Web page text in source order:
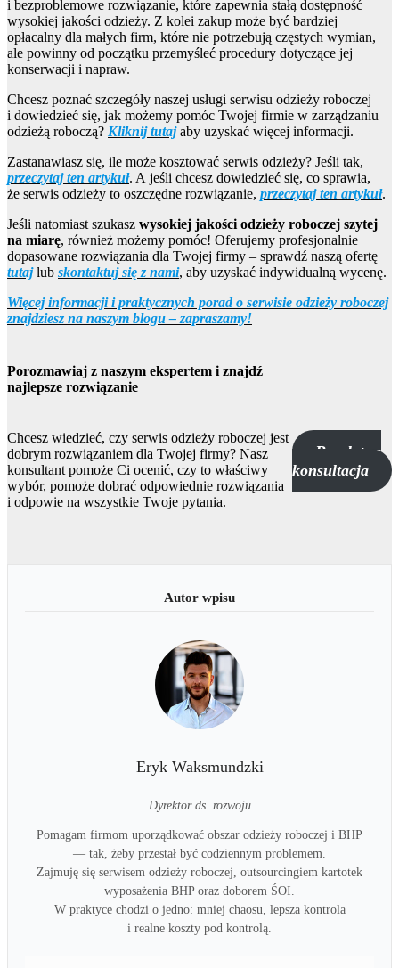
i bezproblemowe rozwiązanie, które zapewnia stałą dostępność
wysokiej jakości odzieży. Z kolei zakup może być bardziej
opłacalny dla małych firm, które nie potrzebują częstych wymian,
ale powinny od początku przemyśleć procedury dotyczące jej
konserwacji i napraw.
Chcesz poznać szczegóły naszej usługi serwisu odzieży roboczej
i dowiedzieć się, jak możemy pomóc Twojej firmie w zarządzaniu
odzieżą roboczą? Kliknij tutaj aby uzyskać więcej informacji.
Zastanawiasz się, ile może kosztować serwis odzieży? Jeśli tak,
przeczytaj ten artykuł. A jeśli chcesz dowiedzieć się, co sprawia,
że serwis odzieży to oszczędne rozwiązanie, przeczytaj ten artykuł.
Jeśli natomiast szukasz wysokiej jakości odzieży roboczej szytej
na miarę, również możemy pomóc! Oferujemy profesjonalnie
dopasowane rozwiązania dla Twojej firmy – sprawdź naszą ofertę
tutajlub skontaktuj się z nami, aby uzyskać indywidualną wycenę.
Więcej informacji i praktycznych porad o serwisie odzieży roboczej
znajdziesz na naszym blogu – zapraszamy!
Porozmawiaj z naszym ekspertem i znajdź
najlepsze rozwiązanie
Chcesz wiedzieć, czy serwis odzieży roboczej jest
dobrym rozwiązaniem dla Twojej firmy? Nasz
konsultant pomoże Ci ocenić, czy to właściwy
wybór, pomoże dobrać odpowiednie rozwiązania
i odpowie na wszystkie Twoje pytania.
Bezpłatna
konsultacja
Eryk Waksmundzki
Dyrektor ds. rozwoju
Pomagam firmom uporządkować obszar odzieży roboczej i BHP
— tak, żeby przestał być codziennym problemem.
Zajmuję się serwisem odzieży roboczej, outsourcingiem kartotek
wyposażenia BHP oraz doborem ŚOI.
W praktyce chodzi o jedno: mniej chaosu, lepsza kontrola
i realne koszty pod kontrolą.